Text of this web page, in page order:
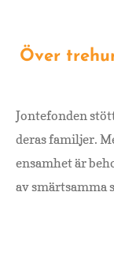
Över
Jontefonden
deras familjer.
ensamhet är
av smärtsamma